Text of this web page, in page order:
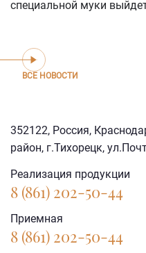
специальной муки
ВСЕ НОВОСТИ
352122, Россия,
район, г.Тихорецк,
Реализация продукции
8 (861) 202-50-44
Приемная
8 (861) 202-50-44